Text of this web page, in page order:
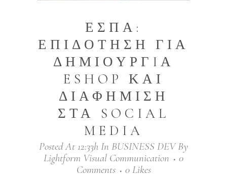
ΕΣΠΑ:
ΕΠΙΔΟΤΗΣΗ ΓΙΑ
ΔΗΜΙΟΥΡΓIΑ
ESHOP ΚΑΙ
ΔΙΑΦΗΜΙΣΗ
ΣΤΑ SOCIAL
MEDIA
Posted At 12:33h In BUSINESS DEV By
Lightform Visual Communication
0
Comments
0 Likes